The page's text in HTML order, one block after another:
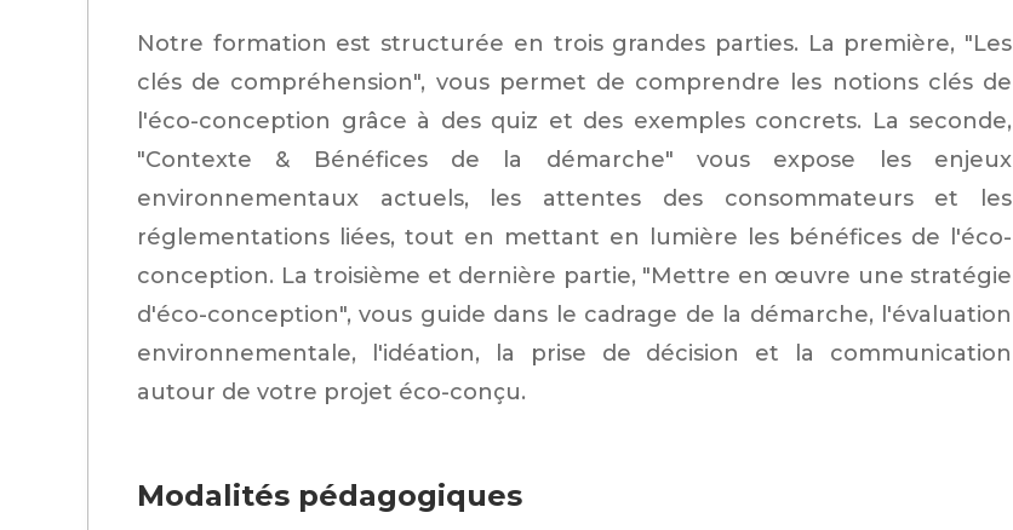
Notre formation est structurée en trois grandes parties. La première, "Les
clés de compréhension", vous permet de comprendre les notions clés de
l'éco-conception grâce à des quiz et des exemples concrets. La seconde,
"Contexte & Bénéfices de la démarche" vous expose les enjeux
environnementaux actuels, les attentes des consommateurs et les
réglementations liées, tout en mettant en lumière les bénéfices de l'éco-
conception. La troisième et dernière partie, "Mettre en œuvre une stratégie
d'éco-conception", vous guide dans le cadrage de la démarche, l'évaluation
environnementale, l'idéation, la prise de décision et la communication
autour de votre projet éco-conçu.
Modalités pédagogiques